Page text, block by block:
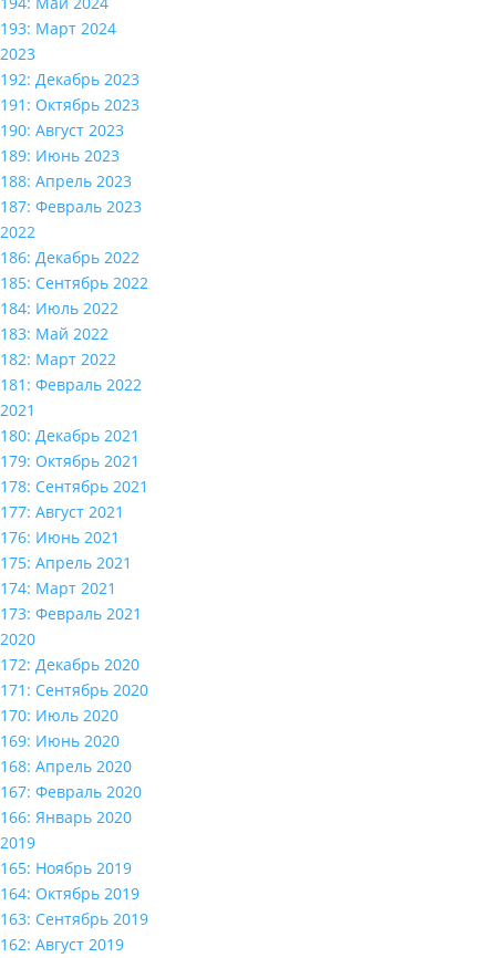
193: Март 2024
2023
192: Декабрь 2023
191: Октябрь 2023
190: Август 2023
189: Июнь 2023
188: Апрель 2023
187: Февраль 2023
2022
186: Декабрь 2022
185: Сентябрь 2022
184: Июль 2022
183: Май 2022
182: Март 2022
181: Февраль 2022
2021
180: Декабрь 2021
179: Октябрь 2021
178: Сентябрь 2021
177: Август 2021
176: Июнь 2021
175: Апрель 2021
174: Март 2021
173: Февраль 2021
2020
172: Декабрь 2020
171: Сентябрь 2020
170: Июль 2020
169: Июнь 2020
168: Апрель 2020
167: Февраль 2020
166: Январь 2020
2019
165: Ноябрь 2019
164: Октябрь 2019
163: Сентябрь 2019
162: Август 2019